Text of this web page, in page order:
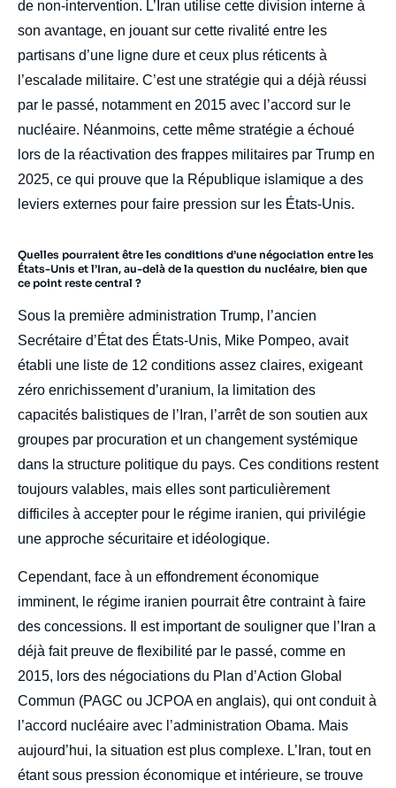
de non-intervention. L’Iran utilise cette division interne à
son avantage, en jouant sur cette rivalité entre les
partisans d’une ligne dure et ceux plus réticents à
l’escalade militaire. C’est une stratégie qui a déjà réussi
par le passé, notamment en 2015 avec l’accord sur le
nucléaire. Néanmoins, cette même stratégie a échoué
lors de la réactivation des frappes militaires par Trump en
2025, ce qui prouve que la République islamique a des
leviers externes pour faire pression sur les États-Unis.
Quelles pourraient être les conditions d’une négociation entre les
États-Unis et l’Iran, au-delà de la question du nucléaire, bien que
ce point reste central ?
Sous la première administration Trump, l’ancien
Secrétaire d’État des États-Unis, Mike Pompeo, avait
établi une liste de 12 conditions assez claires, exigeant
zéro enrichissement d’uranium, la limitation des
capacités balistiques de l’Iran, l’arrêt de son soutien aux
groupes par procuration et un changement systémique
dans la structure politique du pays. Ces conditions restent
toujours valables, mais elles sont particulièrement
difficiles à accepter pour le régime iranien, qui privilégie
une approche sécuritaire et idéologique.
Cependant, face à un effondrement économique
imminent, le régime iranien pourrait être contraint à faire
des concessions. Il est important de souligner que l’Iran a
déjà fait preuve de flexibilité par le passé, comme en
2015, lors des négociations du Plan d’Action Global
Commun (PAGC ou JCPOA en anglais), qui ont conduit à
l’accord nucléaire avec l’administration Obama. Mais
aujourd’hui, la situation est plus complexe. L’Iran, tout en
étant sous pression économique et intérieure, se trouve